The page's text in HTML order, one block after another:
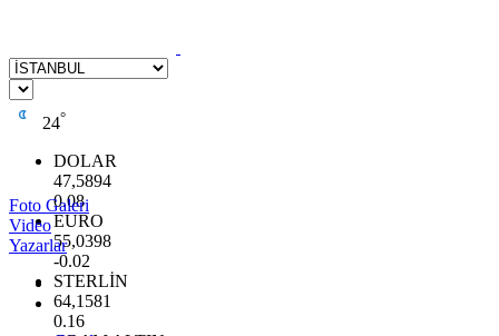
24°
DOLAR
47,5894
0.08
EURO
55,0398
-0.02
STERLİN
64,1581
0.16
Foto Galeri
Video
Yazarlar